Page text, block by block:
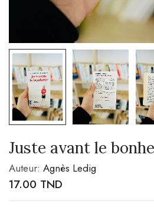
Juste avant le
Auteur: Agnès Ledig
17.00 TND